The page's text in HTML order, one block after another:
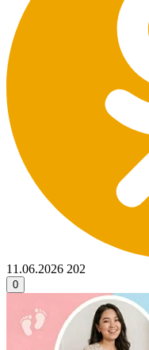
11.06.2026 202
0